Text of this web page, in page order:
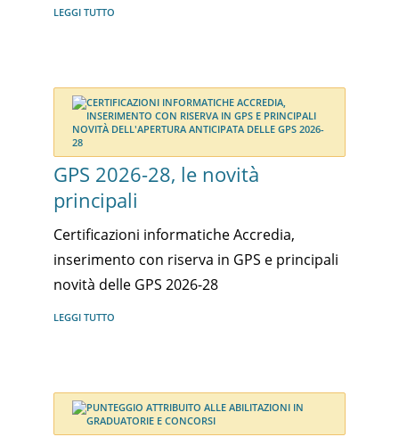
LEGGI TUTTO
GPS 2026-28, le novità
principali
Certificazioni informatiche Accredia,
inserimento con riserva in GPS e principali
novità delle GPS 2026-28
LEGGI TUTTO